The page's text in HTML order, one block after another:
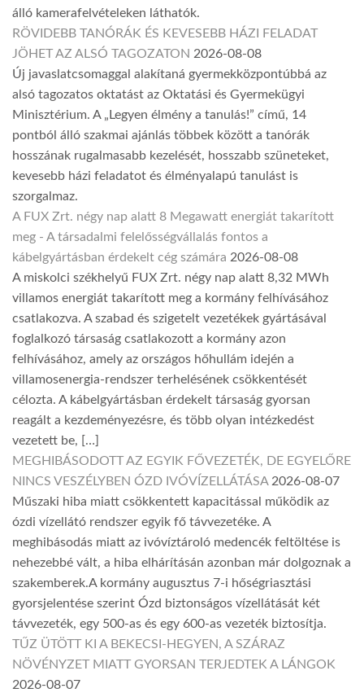
álló kamerafelvételeken láthatók.
RÖVIDEBB TANÓRÁK ÉS KEVESEBB HÁZI FELADAT
JÖHET AZ ALSÓ TAGOZATON 2026-08-08
Új javaslatcsomaggal alakítaná gyermekközpontúbbá az
alsó tagozatos oktatást az Oktatási és Gyermekügyi
Minisztérium. A „Legyen élmény a tanulás!” című, 14
pontból álló szakmai ajánlás többek között a tanórák
hosszának rugalmasabb kezelését, hosszabb szüneteket,
kevesebb házi feladatot és élményalapú tanulást is
szorgalmaz.
A FUX Zrt. négy nap alatt 8 Megawatt energiát takarított
meg - A társadalmi felelősségvállalás fontos a
kábelgyártásban érdekelt cég számára 2026-08-08
A miskolci székhelyű FUX Zrt. négy nap alatt 8,32 MWh
villamos energiát takarított meg a kormány felhívásához
csatlakozva. A szabad és szigetelt vezetékek gyártásával
foglalkozó társaság csatlakozott a kormány azon
felhívásához, amely az országos hőhullám idején a
villamosenergia-rendszer terhelésének csökkentését
célozta. A kábelgyártásban érdekelt társaság gyorsan
reagált a kezdeményezésre, és több olyan intézkedést
vezetett be, […]
MEGHIBÁSODOTT AZ EGYIK FŐVEZETÉK, DE EGYELŐRE
NINCS VESZÉLYBEN ÓZD IVÓVÍZELLÁTÁSA 2026-08-07
Műszaki hiba miatt csökkentett kapacitással működik az
ózdi vízellátó rendszer egyik fő távvezetéke. A
meghibásodás miatt az ivóvíztároló medencék feltöltése is
nehezebbé vált, a hiba elhárításán azonban már dolgoznak a
szakemberek.A kormány augusztus 7-i hőségriasztási
gyorsjelentése szerint Ózd biztonságos vízellátását két
távvezeték, egy 500-as és egy 600-as vezeték biztosítja.
TŰZ ÜTÖTT KI A BEKECSI-HEGYEN, A SZÁRAZ
NÖVÉNYZET MIATT GYORSAN TERJEDTEK A LÁNGOK
2026-08-07